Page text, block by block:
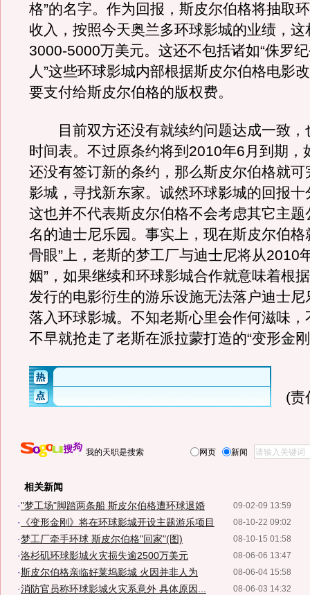
格”的名字。作为回报，斯皮尔伯格将抽取
收入，按照今天奥兰多环球影城的业绩，这
3000-5000万美元。这还不包括诸如“侏罗纪
人”这些环球影城内部根据斯皮尔伯格电影
要支付给斯皮尔伯格的版权费。
目前双方还没有就续约问题达成一致，
时间表。不过原条约将到2010年6月到期，
还没有签订新的条约，那么斯皮尔伯格就可
影城，寻找新东家。诚然环球影城的回报十
这也并不代表斯皮尔伯格不会考虑其它主题
名的迪士尼乐园。事实上，现在斯皮尔伯格
骨眼”上，老斯的梦工厂与迪士尼将从2010
姻”，如果继续和环球影城合作就意味着根
发行的电影衍生的游乐设施无法落户迪士尼
落入环球影城。不知老斯心里会作何滋味，
不早就抢走了老斯在派拉蒙打造的“变形金
(责
我的天职是搜索 网页 新闻
相关新闻
09-02-09 13:59
·"梦工场"脚踏两条船 斯皮尔伯格遭环球退婚
08-10-22 09:02
· 《变形金刚》将在环球影城开设主题游乐项目
08-10-15 01:58
·梦工厂牵手环球 斯皮尔伯格"回家"(图)
08-06-06 13:47
·洛杉矶环球影城火灾损失逾2500万美元
08-06-04 15:58
·斯皮尔伯格亲临好莱坞影城 火因并非人为
08-06-03 14:32
·消防官员称环球影城火灾系意外 具体原因...